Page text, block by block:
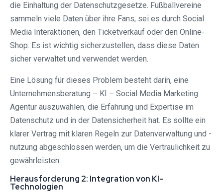
die Einhaltung der Datenschutzgesetze. Fußballvereine
sammeln viele Daten über ihre Fans, sei es durch Social
Media Interaktionen, den Ticketverkauf oder den Online-
Shop. Es ist wichtig sicherzustellen, dass diese Daten
sicher verwaltet und verwendet werden.
Eine Lösung für dieses Problem besteht darin, eine
Unternehmensberatung – KI – Social Media Marketing
Agentur auszuwählen, die Erfahrung und Expertise im
Datenschutz und in der Datensicherheit hat. Es sollte ein
klarer Vertrag mit klaren Regeln zur Datenverwaltung und -
nutzung abgeschlossen werden, um die Vertraulichkeit zu
gewährleisten.
Herausforderung 2: Integration von KI-
Technologien